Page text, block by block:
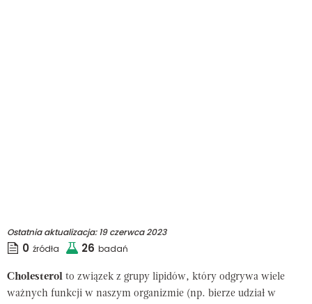
Ostatnia aktualizacja:19 czerwca 2023
0 źródła 26 badań
Cholesterol to związek z grupy lipidów, który odgrywa wiele
ważnych funkcji w naszym organizmie (np. bierze udział w